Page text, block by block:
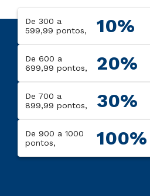
De 300 a
599,99 pontos,
10%
De 600 a
699,99 pontos,
20%
De 700 a
899,99 pontos,
30%
De 900 a 1000
pontos,
100%